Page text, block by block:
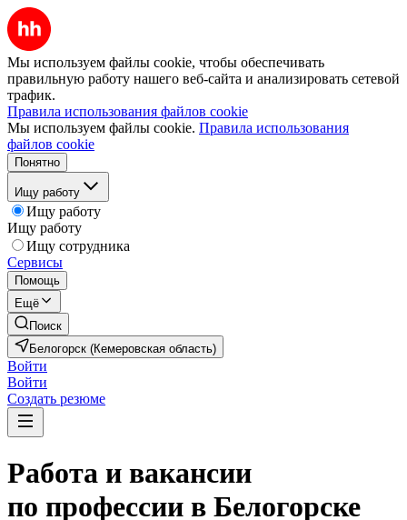
Мы используем файлы cookie, чтобы обеспечивать
правильную работу нашего веб-сайта и анализировать сетевой
трафик.
Правила использования файлов cookie
Мы используем файлы cookie. Правила использования
файлов cookie
Понятно
Ищу работу
Ищу работу
Ищу работу
Ищу сотрудника
Сервисы
Помощь
Ещё
Поиск
Белогорск (Кемеровская область)
Войти
Войти
Создать резюме
Работа и вакансии
по профессии в Белогорске